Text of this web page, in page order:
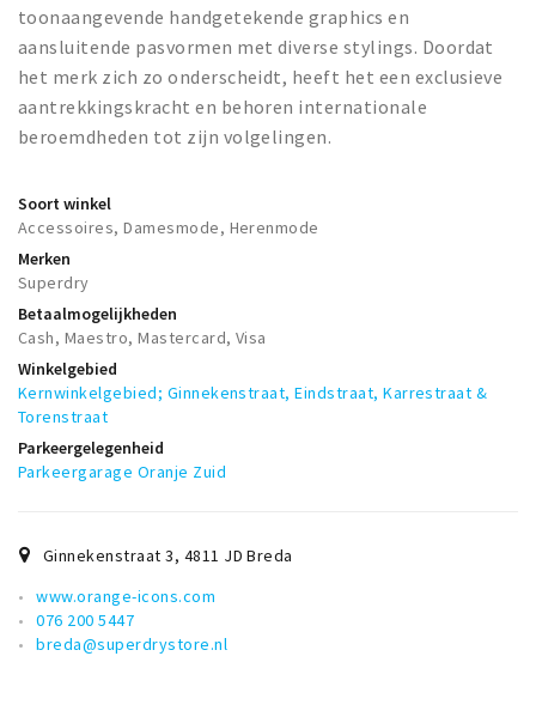
Sport
Privacy
Inloggen
toonaangevende handgetekende graphics en
aansluitende pasvormen met diverse stylings. Doordat
het merk zich zo onderscheidt, heeft het een exclusieve
aantrekkingskracht en behoren internationale
beroemdheden tot zijn volgelingen.
Soort winkel
Accessoires, Damesmode, Herenmode
Merken
Superdry
Betaalmogelijkheden
Cash, Maestro, Mastercard, Visa
Winkelgebied
Kernwinkelgebied; Ginnekenstraat, Eindstraat, Karrestraat &
Torenstraat
Parkeergelegenheid
Parkeergarage Oranje Zuid
Ginnekenstraat 3, 4811 JD Breda
www.orange-icons.com
076 200 5447
breda@superdrystore.nl